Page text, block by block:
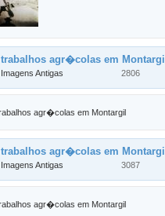
trabalhos agr�colas em Montargil
Imagens Antigas 2806
trabalhos agr�colas em Montargil
Imagens Antigas 3087